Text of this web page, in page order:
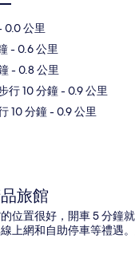
0.0 公里
- 0.6 公里
- 0.8 公里
行 10 分鐘- 0.9 公里
10 分鐘- 0.9 公里
旅館
位置很好，開車 5 分鐘
上網和自助停車等禮遇